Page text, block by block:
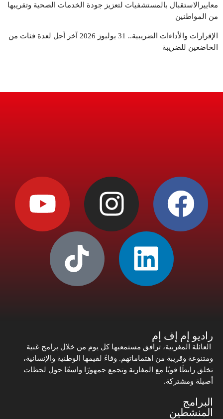
معاييرالاستقبال بالمستشفيات لتعزيز جودة الخدمات الصحية وتقريبها
من المواطنين
الإقرارات والأداءات الضريبية.. 31 يوليوز 2026 آخر أجل لعدة فئات من
الخاضعين للضريبة
راديو إم إف إم
العائلة المغربية، ترافق مستمعيها كل يوم من خلال برامج غنية
ومتنوعة وقريبة من اهتماماتهم. وفاءً لقيمها الوطنية والإنسانية،
تخلق رابطًا قويًا مع المغاربة وتجمع جمهورًا واسعًا حول لحظات
أصيلة ومشتركة.
البرامج
المنشطين